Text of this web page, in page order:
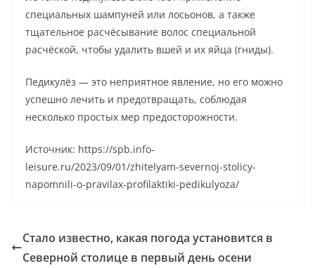
специальных шампуней или лосьонов, а также
тщательное расчёсывание волос специальной
расчёской, чтобы удалить вшей и их яйца (гниды).
Педикулёз — это неприятное явление, но его можно
успешно лечить и предотвращать, соблюдая
несколько простых мер предосторожности.
Источник: https://spb.info-
leisure.ru/2023/09/01/zhitelyam-severnoj-stolicy-
napomnili-o-pravilax-profilaktiki-pedikulyoza/
Стало известно, какая погода установится в
Северной столице в первый день осени